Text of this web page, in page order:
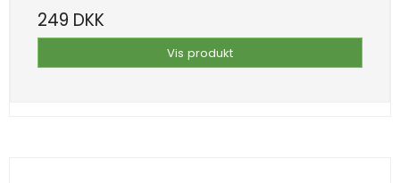
249 DKK
Vis produkt